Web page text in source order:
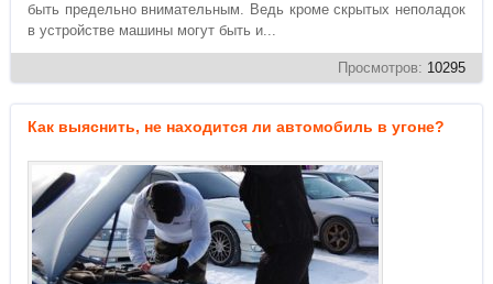
быть предельно внимательным. Ведь кроме скрытых неполадок
в устройстве машины могут быть и...
Просмотров: 10295
Как выяснить, не находится ли автомобиль в угоне?